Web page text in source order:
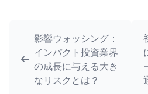
影響ウォッシング：
インパクト投資業界
の成長に与える大き
なリスクとは？